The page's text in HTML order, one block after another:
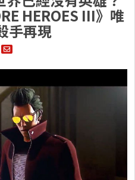
HEROES III》唯
手再現